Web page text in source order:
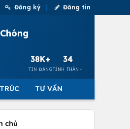
Đăng ký Đăng tin
38K+
TIN ĐĂNG
34
TỈNH THÀNH
TƯ VẤN
chủ